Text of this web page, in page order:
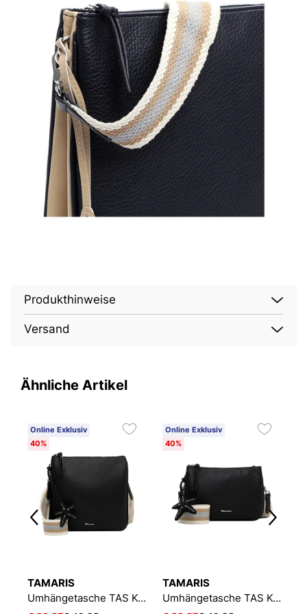
Produkthinweise
Versand
Ähnliche Artikel
Online Exklusiv
40%
TAMARIS
Umhängetasche TAS Kea
Online Exklusiv
40%
TAMARIS
Umhängetasche TAS Kea